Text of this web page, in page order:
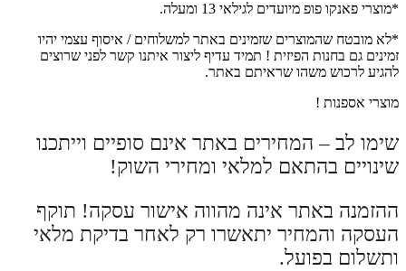
*מוצרי פאנקו פופ מיועדים לגילאי 13 ומעלה.
*לא מובטח שהמוצרים שזמינים באתר למשלוחים / איסוף עצמי יהיו
זמינים גם בחנות הפיזית ! תמיד עדיף ליצור איתנו קשר לפני שרוצים
להגיע לרכוש משהו שראיתם באתר.
מוצרי אספנות !
שימו לב – המחירים באתר אינם סופיים וייתכנו
שינויים בהתאם למלאי ומחירי השוק!
ההזמנה באתר אינה מהווה אישור עסקה! תוקף
העסקה והמחיר יתאשרו רק לאחר בדיקת מלאי
ותשלום בפועל.